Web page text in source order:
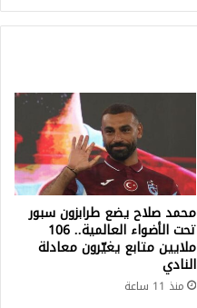
محمد صلاح يضع طرابزون سبور
تحت الأضواء العالمية.. 106
ملايين متابع يغيّرون معادلة
النادي
منذ 11 ساعة